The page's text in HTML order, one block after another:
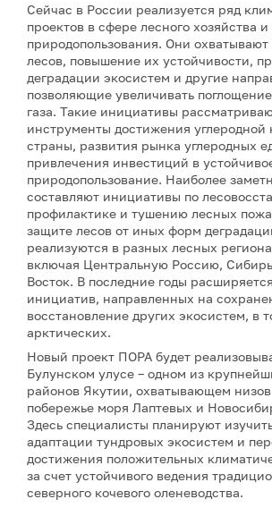
Сейчас в России реализуется ряд
проектов в сфере лесного хозяйства и
природопользования. Они охватывают
лесов, повышение их устойчивости,
деградации экосистем и другие
позволяющие увеличивать поглощение
газа. Такие инициативы
инструменты достижения углеродной
страны, развития рынка углеродных
привлечения инвестиций в
природопользование. Наиболее
составляют инициативы по
профилактике и тушению лесных
защите лесов от иных форм
реализуются в разных лесных
включая Центральную Россию,
Восток. В последние годы
инициатив, направленных на
восстановление других экосистем, в
арктических.
Новый проект ПОРА будет
Булунском улусе – одном из
районов Якутии, охватывающем
побережье моря Лаптевых и
Здесь специалисты планируют
адаптации тундровых экосистем и
достижения положительных
за счет устойчивого ведения
северного кочевого оленеводства.